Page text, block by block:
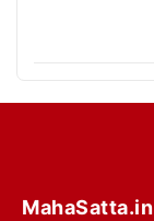
MahaSatta.in